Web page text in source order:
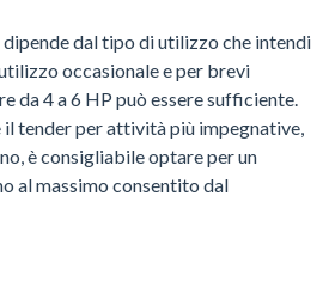
dal tipo di utilizzo che intendi
occasionale e per brevi
da 4 a 6 HP può essere sufficiente.
tender per attività più impegnative,
è consigliabile optare per un
al massimo consentito dal